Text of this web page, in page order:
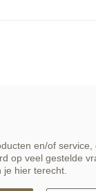
en/of
op veel gestelde
je hier terecht.